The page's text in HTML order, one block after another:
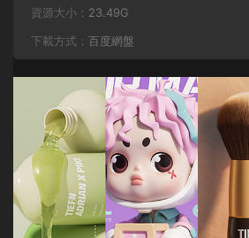
資源大小： 23.49G
下載方式： 百度網盤